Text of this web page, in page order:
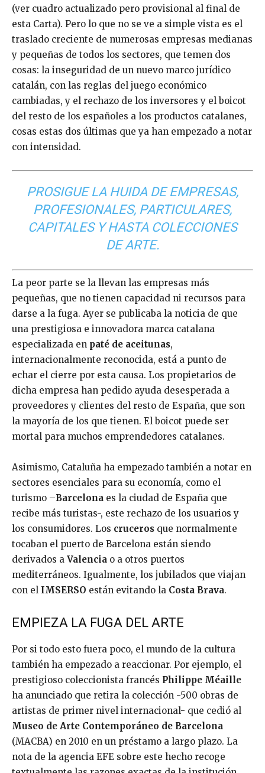
(ver cuadro actualizado pero provisional al final de
esta Carta). Pero lo que no se ve a simple vista es el
traslado creciente de numerosas empresas medianas
y pequeñas de todos los sectores, que temen dos
cosas: la inseguridad de un nuevo marco jurídico
catalán, con las reglas del juego económico
cambiadas, y el rechazo de los inversores y el boicot
del resto de los españoles a los productos catalanes,
cosas estas dos últimas que ya han empezado a notar
con intensidad.
PROSIGUE LA HUIDA DE EMPRESAS,
PROFESIONALES, PARTICULARES,
CAPITALES Y HASTA COLECCIONES
DE ARTE.
La peor parte se la llevan las empresas más
pequeñas, que no tienen capacidad ni recursos para
darse a la fuga. Ayer se publicaba la noticia de que
una prestigiosa e innovadora marca catalana
especializada en paté de aceitunas,
internacionalmente reconocida, está a punto de
echar el cierre por esta causa. Los propietarios de
dicha empresa han pedido ayuda desesperada a
proveedores y clientes del resto de España, que son
la mayoría de los que tienen. El boicot puede ser
mortal para muchos emprendedores catalanes.
Asimismo, Cataluña ha empezado también a notar en
sectores esenciales para su economía, como el
turismo –Barcelona es la ciudad de España que
recibe más turistas-, este rechazo de los usuarios y
los consumidores. Los cruceros que normalmente
tocaban el puerto de Barcelona están siendo
derivados a Valencia o a otros puertos
mediterráneos. Igualmente, los jubilados que viajan
con el IMSERSO están evitando la Costa Brava.
EMPIEZA LA FUGA DEL ARTE
Por si todo esto fuera poco, el mundo de la cultura
también ha empezado a reaccionar. Por ejemplo, el
prestigioso coleccionista francés Philippe Méaille
ha anunciado que retira la colección -500 obras de
artistas de primer nivel internacional- que cedió al
Museo de Arte Contemporáneo de Barcelona
(MACBA) en 2010 en un préstamo a largo plazo. La
nota de la agencia EFE sobre este hecho recoge